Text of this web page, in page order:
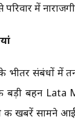
परिवार में
भीतर संबंधों में
बड़ी बहन Lata
खबरें सामने